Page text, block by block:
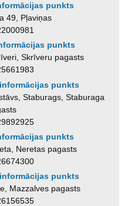
punkts
49, Pļaviņas
punkts
Skrīveru pagasts
punkts
Staburags, Staburaga
punkts
Neretas pagasts
punkts
Mazzalves pagasts